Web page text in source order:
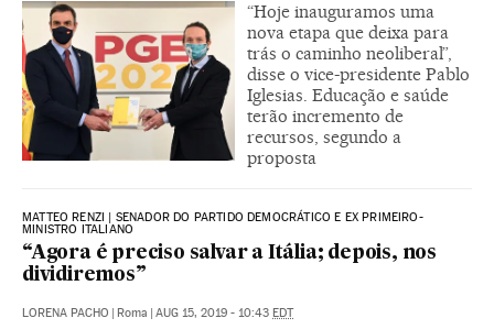
“Hoje inauguramos uma
nova etapa que deixa para
trás o caminho neoliberal”,
disse o vice-presidente Pablo
Iglesias. Educação e saúde
terão incremento de
recursos, segundo a
proposta
MATTEO RENZI | SENADOR DO PARTIDO DEMOCRÁTICO E EX PRIMEIRO-
MINISTRO ITALIANO
“Agora é preciso salvar a Itália; depois, nos
dividiremos”
LORENA PACHO Roma AUG 15, 2019 - 10:43 EDT